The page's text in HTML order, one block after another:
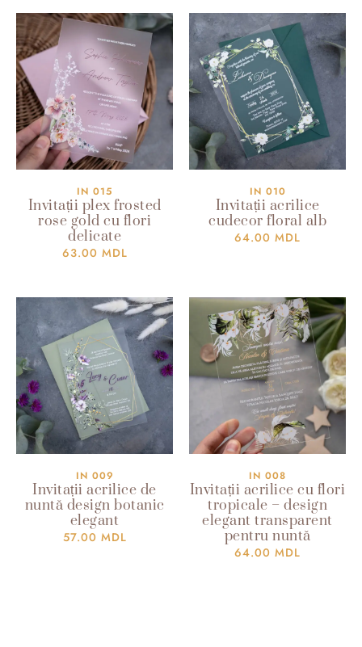
IN 015
Invitații plex frosted
rose gold cu flori
delicate
63.00 MDL
IN 010
Invitații acrilice
cudecor floral alb
64.00 MDL
IN 009
Invitații acrilice de
nuntă design botanic
elegant
57.00 MDL
IN 008
Invitații acrilice cu flori
tropicale – design
elegant transparent
pentru nuntă
64.00 MDL